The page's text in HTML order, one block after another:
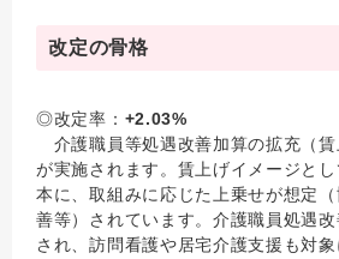
改定の骨格
◎改定率： +2.03%
介護職員等処遇改善加算の拡充（賃
が実施されます。賃上げイメージと
本に、取組みに応じた上乗せが想定
善等）されています。介護職員処遇
され、訪問看護や居宅介護支援も対